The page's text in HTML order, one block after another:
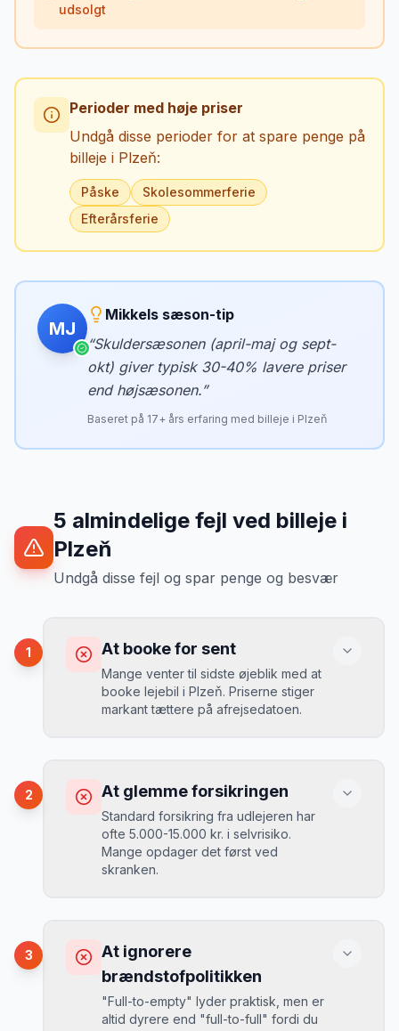
udsolgt
Perioder med høje priser
Undgå disse perioder for at spare penge på
billeje i Plzeň:
Påske
Skolesommerferie
Efterårsferie
MJ
Mikkels sæson-tip
“Skuldersæsonen (april-maj og sept-
okt) giver typisk 30-40% lavere priser
end højsæsonen.”
Baseret på 17+ års erfaring med billeje i Plzeň
5 almindelige fejl ved billeje i
Plzeň
Undgå disse fejl og spar penge og besvær
1 At booke for sent
Mange venter til sidste øjeblik med at
booke lejebil i Plzeň. Priserne stiger
markant tættere på afrejsedatoen.
Du betaler 30-50% mere, og de bedste
biler er udsolgt.
Løsning
MJ
Mikkels erfaring
“I august 2024 så jeg priserne i Plzeň
stige fra 189 kr/dag til 349 kr/dag på
bare 2 uger. Book tidligt! ”
2 At glemme forsikringen
Standard forsikring fra udlejeren har
ofte 5.000-15.000 kr. i selvrisiko.
Mange opdager det først ved
skranken.
Ved selv en mindre skade kan du blive
opkrævet tusindvis af kroner.
Løsning
3
At ignorere
brændstofpolitikken
"Full-to-empty" lyder praktisk, men er
altid dyrere end "full-to-full" fordi du